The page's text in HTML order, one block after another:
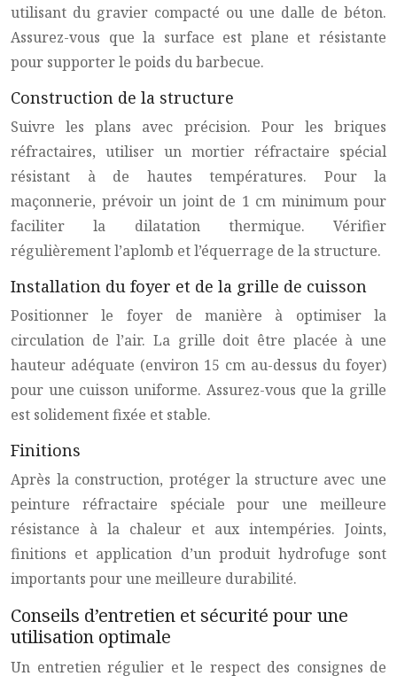
utilisant du gravier compacté ou une dalle de béton.
Assurez-vous que la surface est plane et résistante
pour supporter le poids du barbecue.
Construction de la structure
Suivre les plans avec précision. Pour les briques
réfractaires, utiliser un mortier réfractaire spécial
résistant à de hautes températures. Pour la
maçonnerie, prévoir un joint de 1 cm minimum pour
faciliter la dilatation thermique. Vérifier
régulièrement l’aplomb et l’équerrage de la structure.
Installation du foyer et de la grille de cuisson
Positionner le foyer de manière à optimiser la
circulation de l’air. La grille doit être placée à une
hauteur adéquate (environ 15 cm au-dessus du foyer)
pour une cuisson uniforme. Assurez-vous que la grille
est solidement fixée et stable.
Finitions
Après la construction, protéger la structure avec une
peinture réfractaire spéciale pour une meilleure
résistance à la chaleur et aux intempéries. Joints,
finitions et application d’un produit hydrofuge sont
importants pour une meilleure durabilité.
Conseils d’entretien et sécurité pour une
utilisation optimale
Un entretien régulier et le respect des consignes de